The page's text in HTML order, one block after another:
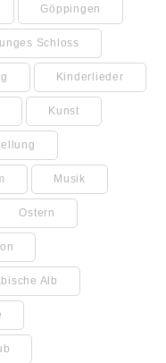
Göppingen
Schloss
Kinderlieder
Kunst
Musik
Ostern
Alb